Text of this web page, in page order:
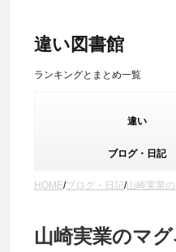
違い図書館
ランキングとまとめ一覧
違い
ブログ・日記
HOME/ブログ・日記/山崎実業
山崎実業のマ